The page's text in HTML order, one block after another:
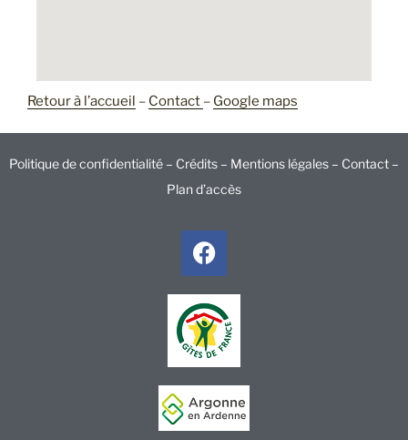
Retour à l’accueil – Contact – Google maps
Politique de confidentialité – Crédits – Mentions légales – Contact –
Plan d’accès